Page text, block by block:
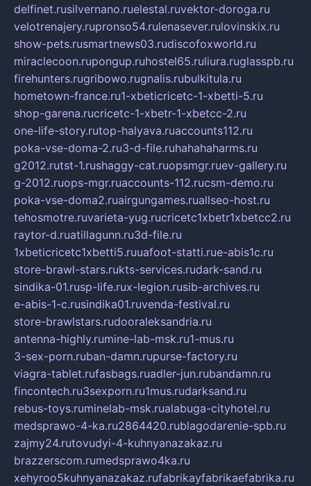
delfinet.rusilvernano.ruelestal.ruvektor-doroga.ru
velotrenajery.rupronso54.rulenasever.rulovinskix.ru
show-pets.rusmartnews03.rudiscofoxworld.ru
miraclecoon.rupongup.ruhostel65.ruliura.ruglasspb.ru
firehunters.rugribowo.rugnalis.rubulkitula.ru
hometown-france.ru1-xbeticricetc-1-xbetti-5.ru
shop-garena.rucricetc-1-xbetr-1-xbetcc-2.ru
one-life-story.rutop-halyava.ruaccounts112.ru
poka-vse-doma-2.ru3-d-file.ruhahahaharms.ru
g2012.rutst-1.rushaggy-cat.ruopsmgr.ruev-gallery.ru
g-2012.ruops-mgr.ruaccounts-112.rucsm-demo.ru
poka-vse-doma2.ruairgungames.ruallseo-host.ru
tehosmotre.ruvarieta-yug.rucricetc1xbetr1xbetcc2.ru
raytor-d.ruatillagunn.ru3d-file.ru
1xbeticricetc1xbetti5.ruuafoot-statti.rue-abis1c.ru
store-brawl-stars.rukts-services.rudark-sand.ru
sindika-01.rusp-life.rux-legion.rusib-archives.ru
e-abis-1-c.rusindika01.ruvenda-festival.ru
store-brawlstars.rudooraleksandria.ru
antenna-highly.rumine-lab-msk.ru1-mus.ru
3-sex-porn.ruban-damn.rupurse-factory.ru
viagra-tablet.rufasbags.ruadler-jun.rubandamn.ru
fincontech.ru3sexporn.ru1mus.rudarksand.ru
rebus-toys.ruminelab-msk.rualabuga-cityhotel.ru
medsprawo-4-ka.ru2864420.rublagodarenie-spb.ru
zajmy24.rutovudyi-4-kuhnyanazakaz.ru
brazzerscom.rumedsprawo4ka.ru
xehyroo5kuhnyanazakaz.rufabrikayfabrikaefabrika.ru